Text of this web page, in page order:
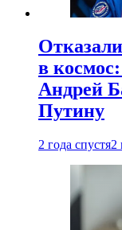
в
Андрей
Путину
2 года спустя2